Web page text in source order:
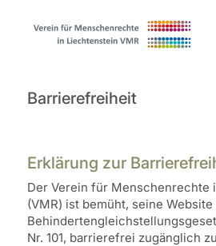
Barrierefreiheit
Erklärung zur
Der Verein für Menschenrechte
(VMR) ist bemüht, seine
Nr. 101, barrierefrei zugänglich